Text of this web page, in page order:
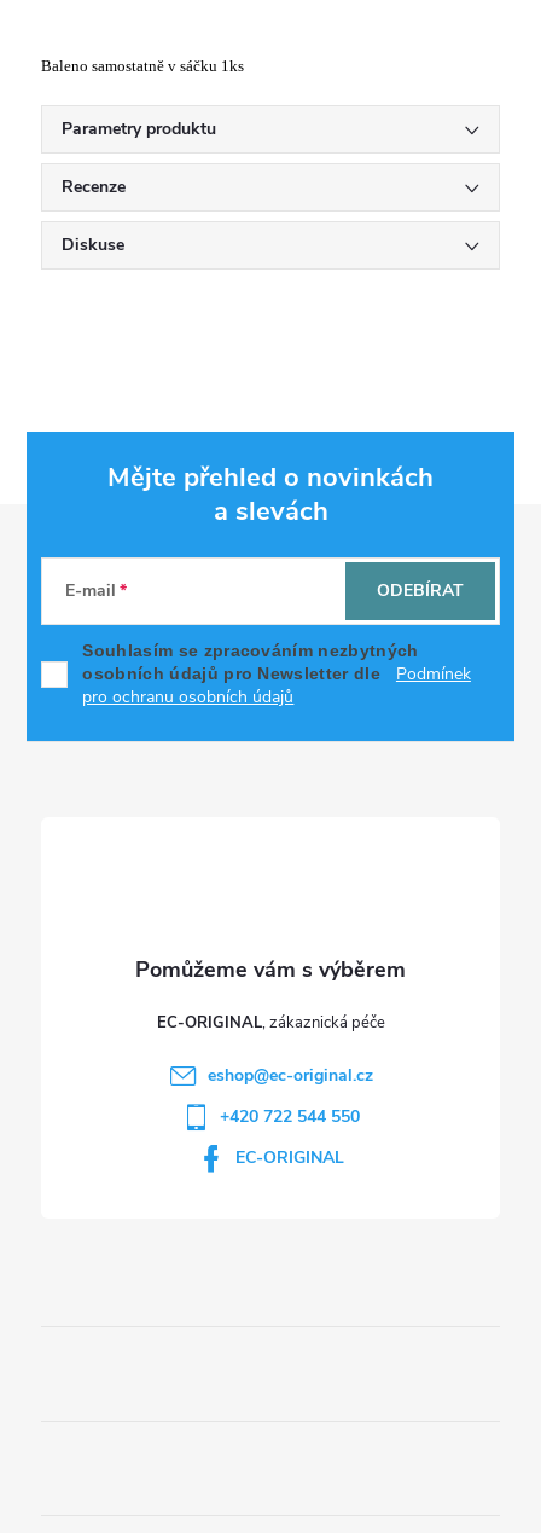
Baleno samostatně v sáčku 1ks
Parametry produktu
Recenze
Diskuse
Mějte přehled o novinkách
a slevách
E-mail
Souhlasím se zpracováním nezbytných
osobních údajů pro Newsletter dle
Podmínek
pro ochranu osobních údajů
ODEBÍRAT
EC-ORIGINAL
eshop@ec-original.cz
+420 722 544 550
EC-ORIGINAL